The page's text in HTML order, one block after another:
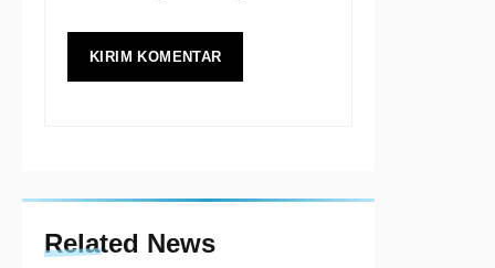
Related News